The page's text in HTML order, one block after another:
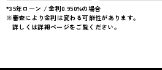
*35年ローン / 金利0.950%の場合
※審査により金利は変わる可能性があります。
詳しくは詳細ページをご覧ください。